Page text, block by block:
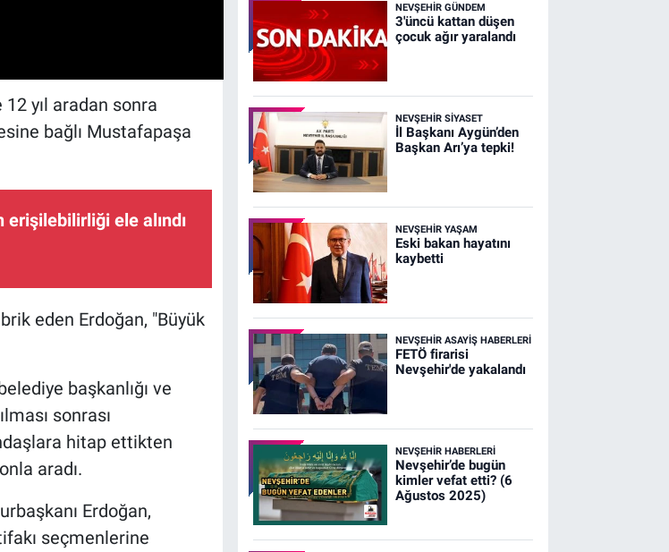
yıl aradan sonra
bağlı Mustafapaşa
ele alındı
eden Erdoğan, "Büyük
başkanlığı ve
sonrası
hitap ettikten
aradı.
Erdoğan,
seçmenlerine
NEVŞEHIR GÜNDEM
3'üncü kattan düşen
çocuk ağır yaralandı
NEVŞEHIR SIYASET
İl Başkanı Aygün’den
Başkan Arı’ya tepki!
NEVŞEHIR YAŞAM
Eski bakan hayatını
kaybetti
NEVŞEHIR ASAYIŞ HABERLERI
FETÖ firarisi
Nevşehir'de yakalandı
NEVŞEHIR HABERLERI
Nevşehir’de bugün
kimler vefat etti? (6
Ağustos 2025)